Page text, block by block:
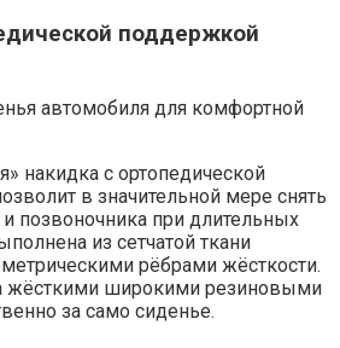
поддержкой
накидка с ортопедической
в значительной мере снять
позвоночника при длительных
из сетчатой ткани
рёбрами жёсткости.
жёсткими широкими резиновыми
за само сиденье.